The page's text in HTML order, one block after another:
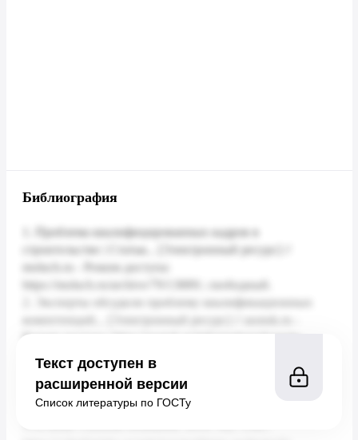
Библиография
Текст доступен в
расширенной версии
Список литературы по ГОСТу